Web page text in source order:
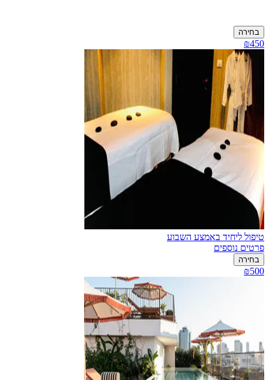
בחירה
₪450
טיפול ליחיד באמצע השבוע
פרטים נוספים
בחירה
₪500